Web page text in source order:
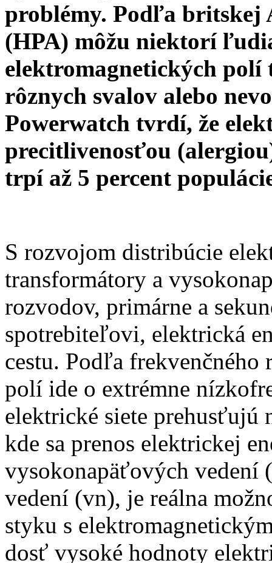
problémy. Podľa britskej
(HPA) môžu niektorí
elektromagnetických
rôznych svalov alebo
Powerwatch tvrdí, že
precitlivenosťou
trpí až 5 percent
S rozvojom distribúcie
transformátory a
rozvodov, primárne a
spotrebiteľovi, elektrická
cestu. Podľa frekvenčného
polí ide o extrémne
elektrické siete prehusťujú
kde sa prenos elektrickej
vysokonapäťových vedení
vedení (vn), je reálna
styku s
dosť vysoké hodnoty